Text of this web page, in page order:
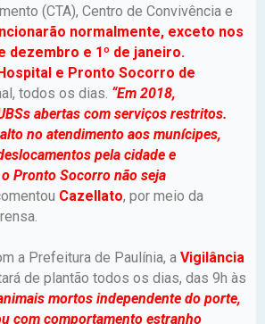
(CTA), Centro de Convivência e
normalmente, exceto nos
dezembro e 1º de janeiro.
e Pronto Socorro de
todos os dias. “Em 2018,
abertas com serviços restritos.
no atendimento aos munícipes,
pela cidade e
Pronto Socorro não seja
Cazellato, por meio da
a Prefeitura de Paulínia, a Vigilância
de plantão todos os dias, das 9h às
mortos independente do porte,
com comportamento estranho